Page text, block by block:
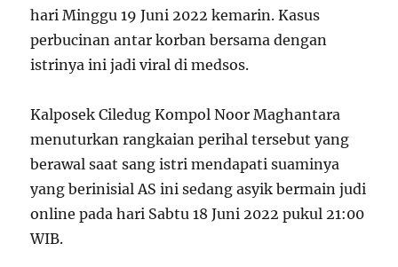
hari Minggu 19 Juni 2022 kemarin. Kasus
perbucinan antar korban bersama dengan
istrinya ini jadi viral di medsos.
Kalposek Ciledug Kompol Noor Maghantara
menuturkan rangkaian perihal tersebut yang
berawal saat sang istri mendapati suaminya
yang berinisial AS ini sedang asyik bermain judi
online pada hari Sabtu 18 Juni 2022 pukul 21:00
WIB.